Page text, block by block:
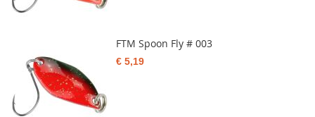
FTM Spoon Fly # 003
€ 5,19